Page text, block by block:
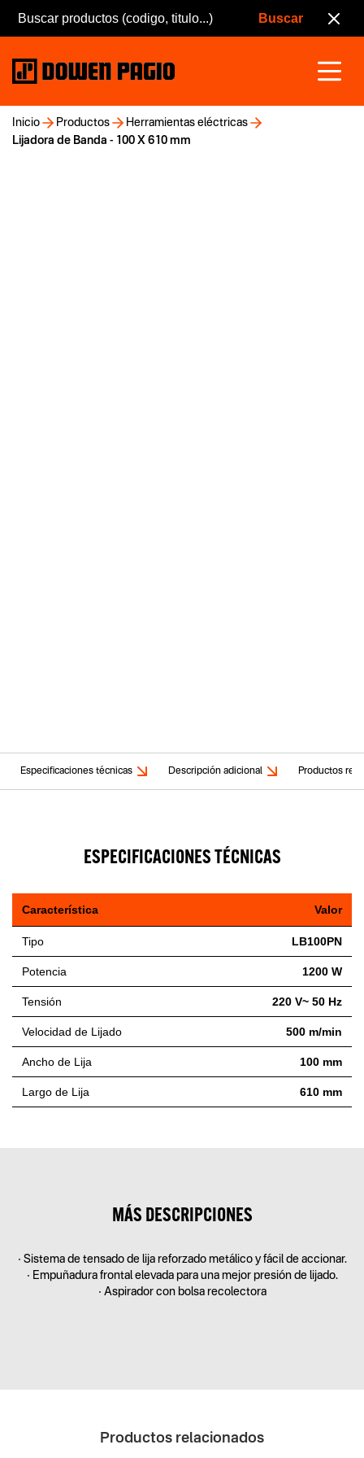
Inicio Productos
Herramientas eléctricas
Lijadora de Banda - 100 X 610 mm
Especificaciones técnicas Descripción adicional Productos
ESPECIFICACIONES TÉCNICAS
Característica Valor
Tipo LB100PN
Potencia 1200 W
Tensión 220 V~ 50 Hz
Velocidad de Lijado 500 m/min
Ancho de Lija 100 mm
Largo de Lija 610 mm
MÁS DESCRIPCIONES
• Sistema de tensado de lija reforzado metálico y fácil de accionar.
• Empuñadura frontal elevada para una mejor presión de lijado.
• Aspirador con bolsa recolectora
Productos relacionados